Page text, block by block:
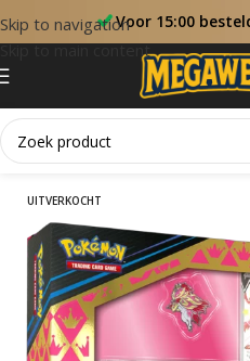
Skip to navigation
Skip to main content
Voor 15:00
Home Collectie Boxen
UITVERKOCHT